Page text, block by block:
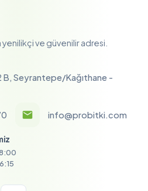
ve güvenilir adresi.
B, Seyrantepe/Kağıthane -
info@probitki.com